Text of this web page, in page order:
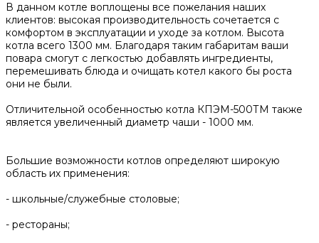
В данном котле воплощены все пожелания наших
клиентов: высокая производительность сочетается с
комфортом в эксплуатации и уходе за котлом. Высота
котла всего 1300 мм. Благодаря таким габаритам ваши
повара смогут с легкостью добавлять ингредиенты,
перемешивать блюда и очищать котел какого бы роста
они не были.
Отличительной особенностью котла КПЭМ-500ТМ также
является увеличенный диаметр чаши - 1000 мм.
Большие возможности котлов определяют широкую
область их применения:
- школьные/служебные столовые;
- рестораны;